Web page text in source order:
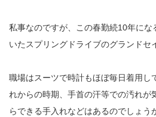
私事なのですが、この春勤続10年にな
いたスプリングドライブのグランドセ
職場はスーツで時計もほぼ毎日着用し
れからの時期、手首の汗等での汚れが
らできる手入れなどはあるのでしょう